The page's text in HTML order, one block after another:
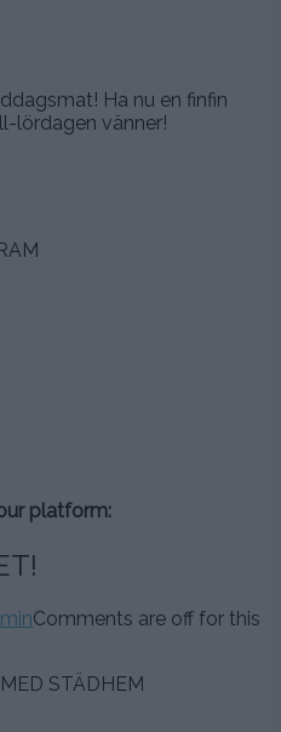
Ha nu en finfin
lördagen vänner!
platform:
Comments are off for this
STÄDHEM